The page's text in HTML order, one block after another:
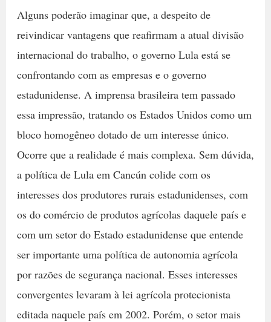
Alguns poderão imaginar que, a despeito de
reivindicar vantagens que reafirmam a atual divisão
internacional do trabalho, o governo Lula está se
confrontando com as empresas e o governo
estadunidense. A imprensa brasileira tem passado
essa impressão, tratando os Estados Unidos como um
bloco homogêneo dotado de um interesse único.
Ocorre que a realidade é mais complexa. Sem dúvida,
a política de Lula em Cancún colide com os
interesses dos produtores rurais estadunidenses, com
os do comércio de produtos agrícolas daquele país e
com um setor do Estado estadunidense que entende
ser importante uma política de autonomia agrícola
por razões de segurança nacional. Esses interesses
convergentes levaram à lei agrícola protecionista
editada naquele país em 2002. Porém, o setor mais